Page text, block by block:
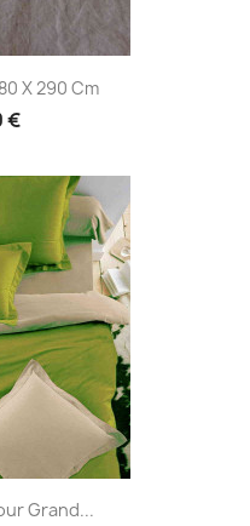
X 290 Cm
€
Grand...